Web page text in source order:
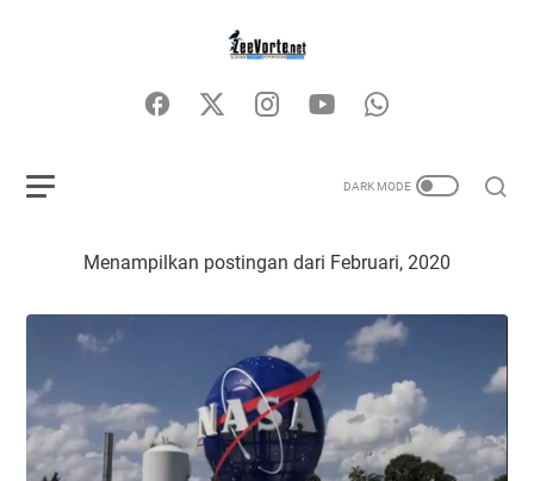
Menampilkan postingan dari Februari, 2020